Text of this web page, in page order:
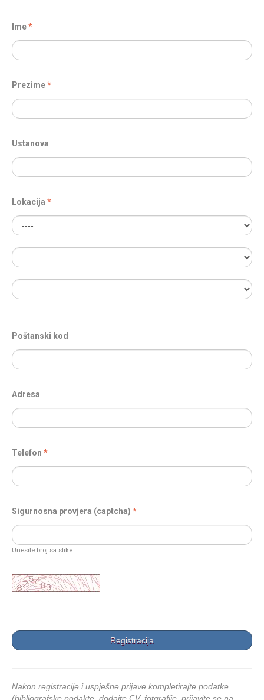
Ime
Prezime
Ustanova
Lokacija
Poštanski kod
Adresa
Telefon
Sigurnosna provjera (captcha)
Unesite broj sa slike
Nakon registracije i uspješne prijave kompletirajte podatke